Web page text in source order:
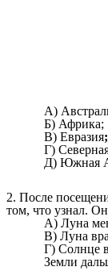
А)
Б) Африка;
В) Евразия;
Г)
Д) Южная
2. После
том, что узнал.
А) Луна
В) Луна
Г) Солнце
Земли